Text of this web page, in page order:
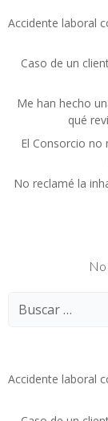
Accidente laboral
Caso de un
Me han hecho
qué
El Consorcio no
No reclamé la
Buscar:
Accidente laboral